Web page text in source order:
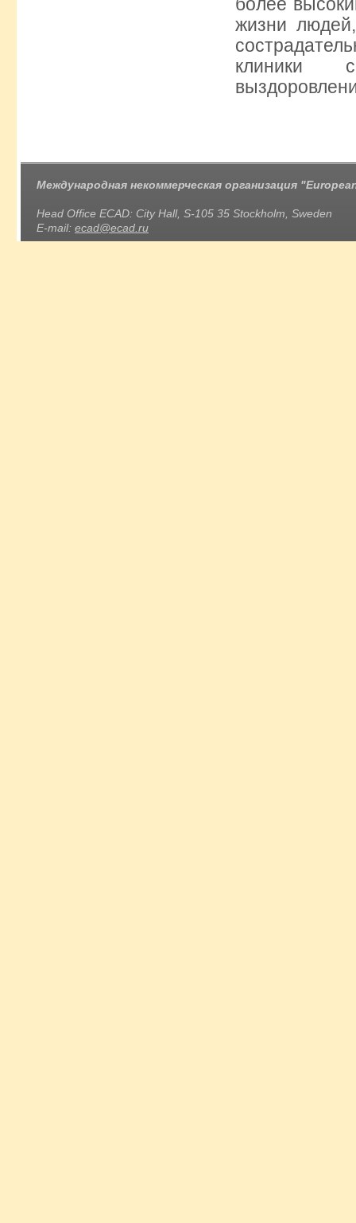
жизни
клиники
Международная некоммерческая организация
Head Office ECAD: City Hall, S-105 35 Stockholm, Sweden
E-mail: ecad@ecad.ru